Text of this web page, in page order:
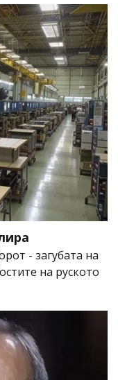
- загубата на
на руското